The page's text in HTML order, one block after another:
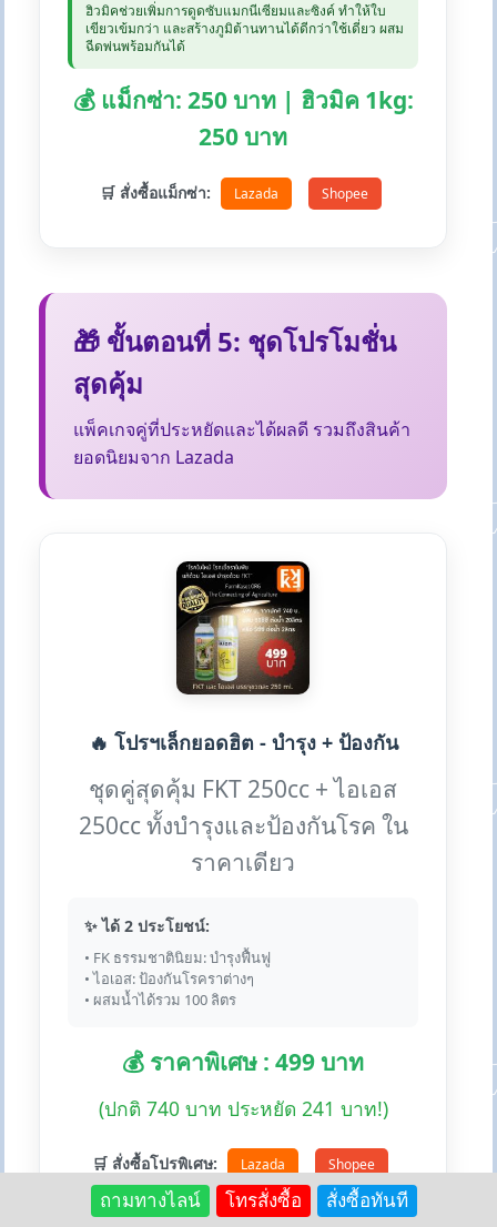
ฮิวมิคช่วยเพิ่มการดูดซับแมกนีเซียมและซิงค์ ทำให้ใบ
เขียวเข้มกว่า และสร้างภูมิต้านทานได้ดีกว่าใช้เดี่ยว ผสม
ฉีดพ่นพร้อมกันได้
💰 แม็กซ่า: 250 บาท | ฮิวมิค 1kg:
250 บาท
🛒 สั่งซื้อแม็กซ่า: Lazada Shopee
🎁 ขั้นตอนที่ 5: ชุดโปรโมชั่น
สุดคุ้ม
แพ็คเกจคู่ที่ประหยัดและได้ผลดี รวมถึงสินค้า
ยอดนิยมจาก Lazada
🔥 โปรฯเล็กยอดฮิต - บำรุง + ป้องกัน
ชุดคู่สุดคุ้ม FKT 250cc + ไอเอส
250cc ทั้งบำรุงและป้องกันโรค ใน
ราคาเดียว
✨ ได้ 2 ประโยชน์:
• FK ธรรมชาตินิยม: บำรุงฟื้นฟู
• ไอเอส: ป้องกันโรคราต่างๆ
• ผสมน้ำได้รวม 100 ลิตร
💰 ราคาพิเศษ : 499 บาท
(ปกติ 740 บาท ประหยัด 241 บาท!)
🛒 สั่งซื้อโปรพิเศษ: Lazada Shopee
ถามทางไลน์ โทรสั่งซื้อ สั่งซื้อทันที